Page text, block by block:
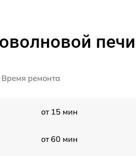
печи
Время ремонта
от 15 мин
от 60 мин